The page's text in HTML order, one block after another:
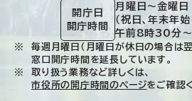
開庁日
開庁時間
月曜日～金曜日
（祝日、年末年始
午前8時30分
毎週月曜日（月曜日が休日の場合は
窓口開庁時間を延長しています。
取り扱う業務など詳しくは、
市役所の開庁時間のページをご確認